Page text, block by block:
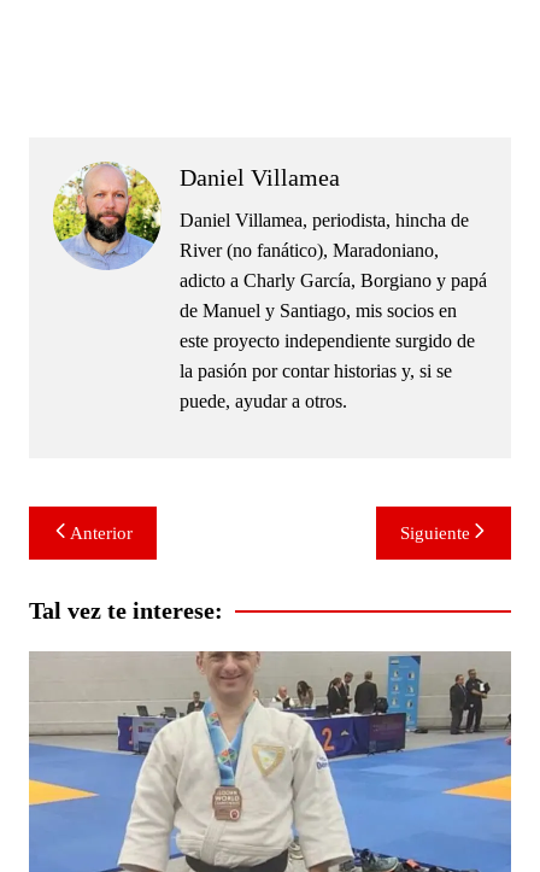
Daniel Villamea
Daniel Villamea, periodista, hincha de
River (no fanático), Maradoniano,
adicto a Charly García, Borgiano y papá
de Manuel y Santiago, mis socios en
este proyecto independiente surgido de
la pasión por contar historias y, si se
puede, ayudar a otros.
Navegación
de
entradas
Anterior Siguiente
Tal vez te interese: